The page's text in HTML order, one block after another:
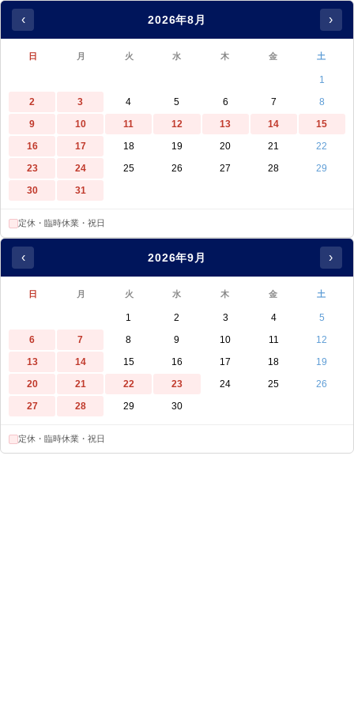
‹ 2026年8月 ›
日 月 火 水 木 金 土
1
2
3 4 5 6 7
8
9
10 11 12 13 14
15
16
17 18 19 20 21
22
23
24 25 26 27 28
29
30
31
定休・臨時休業・祝日
‹ 2026年9月 ›
日 月 火 水 木 金 土
1 2 3 4
5
6
7 8 9 10 11
12
13
14 15 16 17 18
19
20
21 22 23 24 25
26
27
28 29 30
定休・臨時休業・祝日